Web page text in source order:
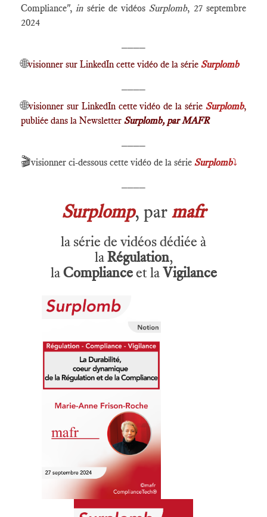
Compliance",insérie de vidéosSurplomb, 27 septembre
2024
🌐visionner sur LinkedIn cette vidéo de la série Surplomb
🌐visionner sur LinkedIn cette vidéo de la sérieSurplomb,
publiée dans la Newsletter Surplomb, par MAFR
🎬visionner ci-dessous cette vidéo de la série Surplomb⤵️
Surplomp, parmafr
la série de vidéos dédiée à
laRégulation,
laComplianceet laVigilance